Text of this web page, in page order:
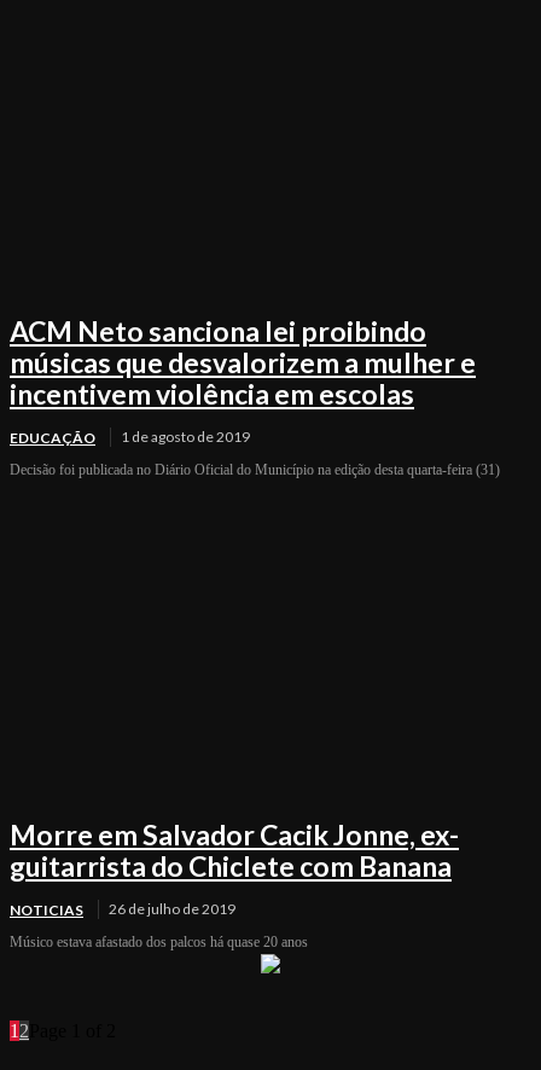
ACM Neto sanciona lei proibindo
músicas que desvalorizem a mulher e
incentivem violência em escolas
EDUCAÇÃO 1 de agosto de 2019
Decisão foi publicada no Diário Oficial do Município na edição desta quarta-feira (31)
Morre em Salvador Cacik Jonne, ex-
guitarrista do Chiclete com Banana
NOTICIAS 26 de julho de 2019
Músico estava afastado dos palcos há quase 20 anos
1 2